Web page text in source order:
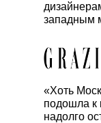
западным
«Хоть
подошла к
надолго